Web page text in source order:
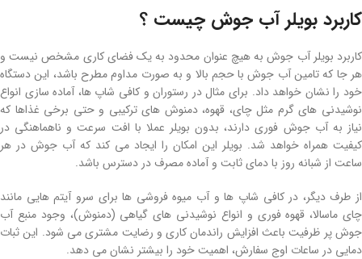
کاربرد بویلر آب جوش چیست ؟
کاربرد بویلر آب جوش به هیچ عنوان محدود به یک فضای کاری مشخص نیست و
هر جا که تامین آب جوش با حجم بالا و به صورت مداوم مطرح باشد، این دستگاه
خود را نشان خواهد داد. برای مثال در رستوران و کافی شاپ ها، آماده سازی انواع
نوشیدنی های گرم مثل چای، قهوه، دمنوش های ترکیبی و حتی برخی غذاها که
نیاز به آب جوش فوری دارند، بدون بویلر عملا با افت سرعت و ناهماهنگی در
کیفیت همراه خواهد شد. بویلر این امکان را ایجاد می کند که آب جوش در هر
ساعت از شبانه روز با دمای ثابت و آماده مصرف در دسترس باشد.
از طرف دیگر، در کافی شاپ ها و آب میوه فروشی ها برای سرو آیتم هایی مانند
چای ماسالا، قهوه فوری و انواع نوشیدنی های گیاهی (دمنوش)، وجود منبع آب
جوش پر ظرفیت باعث افزایش راندمان کاری و رضایت مشتری می شود. این ثبات
دمایی در ساعات اوج سفارش، اهمیت خود را بیشتر نشان می دهد.